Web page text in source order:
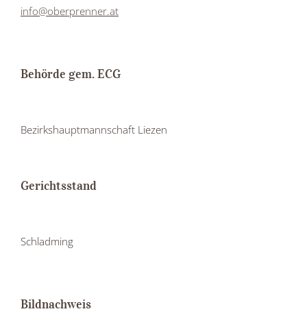
info@oberprenner.at
Behörde gem. ECG
Bezirkshauptmannschaft Liezen
Gerichtsstand
Schladming
Bildnachweis